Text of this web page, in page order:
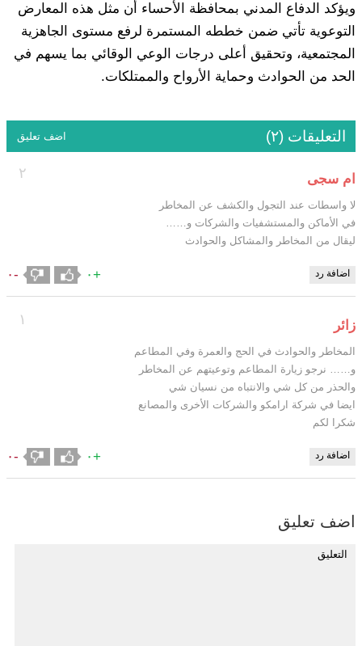
ويؤكد الدفاع المدني بمحافظة الأحساء أن مثل هذه المعارض
التوعوية تأتي ضمن خططه المستمرة لرفع مستوى الجاهزية
المجتمعية، وتحقيق أعلى درجات الوعي الوقائي بما يسهم في
الحد من الحوادث وحماية الأرواح والممتلكات.
التعليقات (٢) اضف تعليق
٢ ام سجى
لا واسطات عند التجول والكشف عن المخاطر
في الأماكن والمستشفيات والشركات و……
ليقال من المخاطر والمشاكل والحوادث
اضافة رد +٠ -٠
١ زائر
المخاطر والحوادث في الحج والعمرة وفي المطاعم
و…… نرجو زيارة المطاعم وتوعيتهم عن المخاطر
والحذر من كل شي والانتباه من نسيان شي
ايضا في شركة ارامكو والشركات الأخرى والمصانع
شكرا لكم
اضافة رد +٠ -٠
اضف تعليق